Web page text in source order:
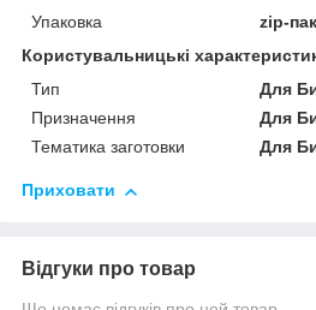
Упаковка
zip-
Користувальницькі
Тип
Для
Призначення
Для
Тематика заготовки
Для
Приховати
Відгуки про товар